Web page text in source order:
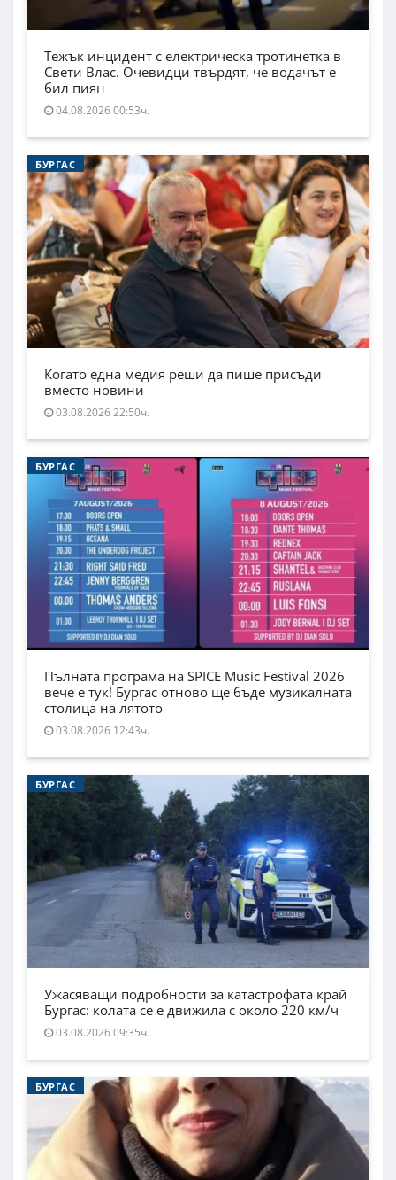
Тежък инцидент с електрическа тротинетка в
Свети Влас. Очевидци твърдят, че водачът е
бил пиян
04.08.2026 00:53ч.
БУРГАС
Когато една медия реши да пише присъди
вместо новини
03.08.2026 22:50ч.
БУРГАС
Пълната програма на SPICE Music Festival 2026
вече е тук! Бургас отново ще бъде музикалната
столица на лятото
03.08.2026 12:43ч.
БУРГАС
Ужасяващи подробности за катастрофата край
Бургас: колата се е движила с около 220 км/ч
03.08.2026 09:35ч.
БУРГАС